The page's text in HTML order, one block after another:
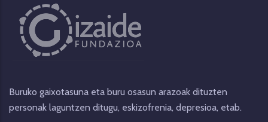
Buruko gaixotasuna eta buru osasun arazoak dituzten
personak laguntzen ditugu, eskizofrenia, depresioa, etab.